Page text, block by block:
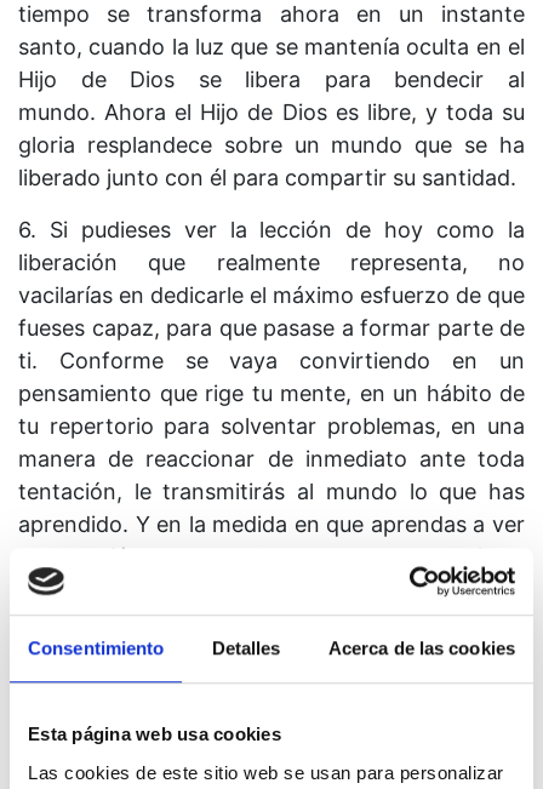
Consentimiento Detalles Acerca de las cookies
Esta página web usa cookies
Las cookies de este sitio web se usan para personalizar
tiempo se transforma ahora en un instante
santo, cuando la luz que se mantenía oculta en el
Hijo de Dios se libera para bendecir al
mundo. Ahora el Hijo de Dios es libre, y toda su
gloria resplandece sobre un mundo que se ha
liberado junto con él para compartir su santidad.
6. Si pudieses ver la lección de hoy como la
liberación que realmente representa, no
vacilarías en dedicarle el máximo esfuerzo de que
fueses capaz, para que pasase a formar parte de
ti. Conforme se vaya convirtiendo en un
pensamiento que rige tu mente, en un hábito de
tu repertorio para solventar problemas, en una
manera de reaccionar de inmediato ante toda
tentación, le transmitirás al mundo lo que has
aprendido. Y en la medida en que aprendas a ver
la salvación en todas las cosas, en esa misma
medida el mundo percibirá que se ha salvado.
7. ¿Qué preocupación puede asolar al que pone
o la sensación de haber perdido algo? ¿Qué
podría temer? ¿Y de qué otra manera podría